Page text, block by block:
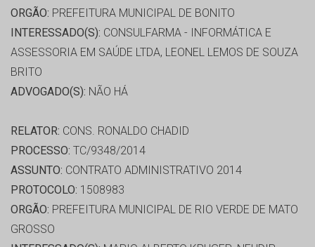
ORGÃO: PREFEITURA MUNICIPAL DE BONITO
INTERESSADO(S): CONSULFARMA - INFORMÁTICA E
ASSESSORIA EM SAÚDE LTDA, LEONEL LEMOS DE SOUZA
BRITO
ADVOGADO(S): NÃO HÁ
RELATOR: CONS. RONALDO CHADID
PROCESSO: TC/9348/2014
ASSUNTO: CONTRATO ADMINISTRATIVO 2014
PROTOCOLO: 1508983
ORGÃO: PREFEITURA MUNICIPAL DE RIO VERDE DE MATO
GROSSO